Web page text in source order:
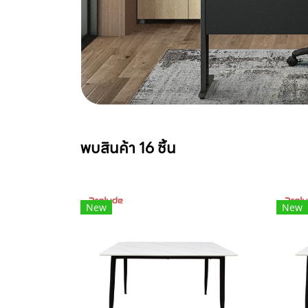
พบสินค้า 16 ชิ้น
New New